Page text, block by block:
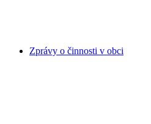
Zprávy o činnosti v obci